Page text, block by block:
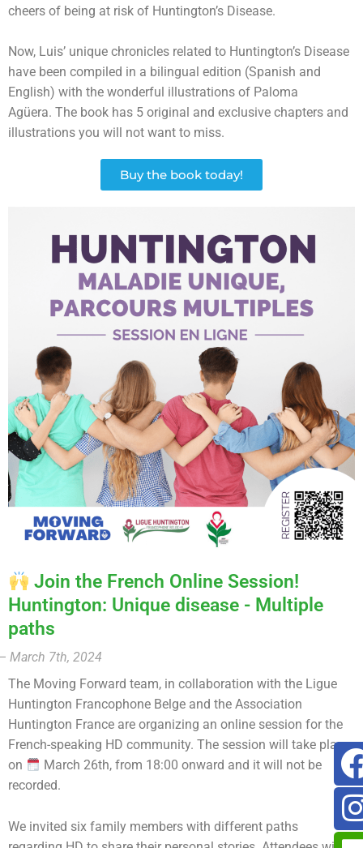
cheers of being at risk of Huntington’s Disease.
Now, Luis’ unique chronicles related to Huntington’s Disease
have been compiled in a bilingual edition (Spanish and
English) with the wonderful illustrations of Paloma
Agüera. The book has 5 original and exclusive chapters and
illustrations you will not want to miss.
Buy the book today!
Join the French Online Session!
Huntington: Unique disease - Multiple
paths
March 7th, 2024
The Moving Forward team, in collaboration with the Ligue
Huntington Francophone Belge and the Association
Huntington France are organizing an online session for the
French-speaking HD community. The session will take place
on
March 26th, from 18:00 onward and it will not be
recorded.
We invited six family members with different paths